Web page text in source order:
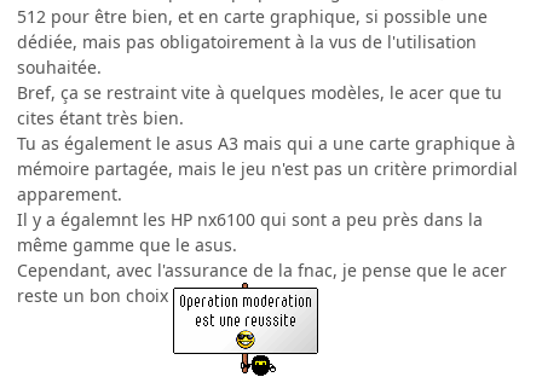
512 pour être bien, et en carte graphique, si possible une
dédiée, mais pas obligatoirement à la vus de l'utilisation
souhaitée.
Bref, ça se restraint vite à quelques modèles, le acer que tu
cites étant très bien.
Tu as également le asus A3 mais qui a une carte graphique à
mémoire partagée, mais le jeu n'est pas un critère primordial
apparement.
Il y a égalemnt les HP nx6100 qui sont a peu près dans la
même gamme que le asus.
Cependant, avec l'assurance de la fnac, je pense que le acer
reste un bon choix